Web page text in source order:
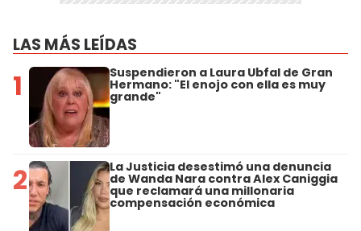
LAS MÁS LEÍDAS
1 Suspendieron a Laura Ubfal de Gran
Hermano: "El enojo con ella es muy
grande"
2 La Justicia desestimó una denuncia
de Wanda Nara contra Alex Caniggia
que reclamará una millonaria
compensación económica